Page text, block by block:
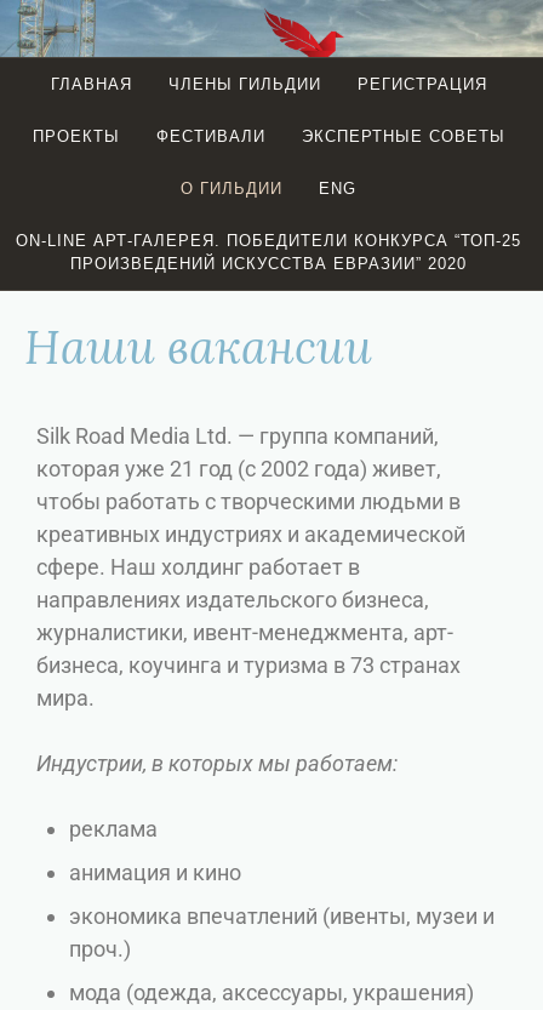
EURASIAN
GUILD
ГЛАВНАЯ ЧЛЕНЫ ГИЛЬДИИ РЕГИСТРАЦИЯ
ПРОЕКТЫ ФЕСТИВАЛИ ЭКСПЕРТНЫЕ СОВЕТЫ
О ГИЛЬДИИ ENG
ON-LINE АРТ-ГАЛЕРЕЯ. ПОБЕДИТЕЛИ КОНКУРСА “ТОП-25
ПРОИЗВЕДЕНИЙ ИСКУССТВА ЕВРАЗИИ” 2020
Наши вакансии
Silk Road Media Ltd. — группа компаний,
которая уже 21 год (с 2002 года) живет,
чтобы работать с творческими людьми в
креативных индустриях и академической
сфере. Наш холдинг работает в
направлениях издательского бизнеса,
журналистики, ивент-менеджмента, арт-
бизнеса, коучинга и туризма в 73 странах
мира.
Индустрии, в которых мы работаем:
реклама
анимация и кино
экономика впечатлений (ивенты, музеи и
проч.)
мода (одежда, аксессуары, украшения)